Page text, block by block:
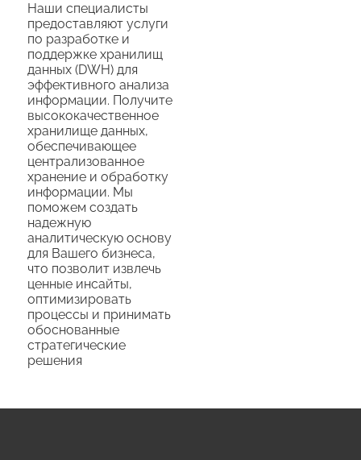
Наши специалисты
предоставляют услуги
по разработке и
поддержке хранилищ
данных (DWH) для
эффективного анализа
информации. Получите
высококачественное
хранилище данных,
обеспечивающее
централизованное
хранение и обработку
информации. Мы
поможем создать
надежную
аналитическую основу
для Вашего бизнеса,
что позволит извлечь
ценные инсайты,
оптимизировать
процессы и принимать
обоснованные
стратегические
решения